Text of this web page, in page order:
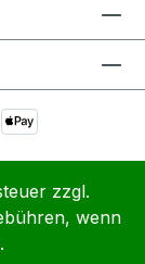
zzgl.
wenn